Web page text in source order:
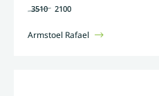
3510 2100
Armstoel Rafael